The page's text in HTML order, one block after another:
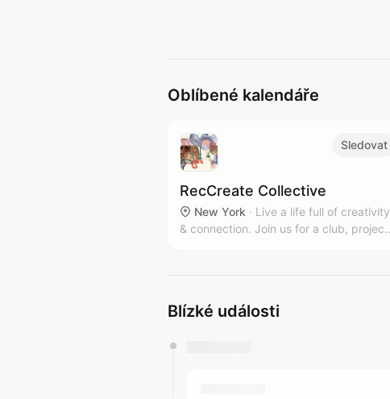
Oblíbené kalendáře
Sledovat
RecCreate Collective
New York · Live a life full of creativity
& connection. Join us for a club, project,
Blízké události